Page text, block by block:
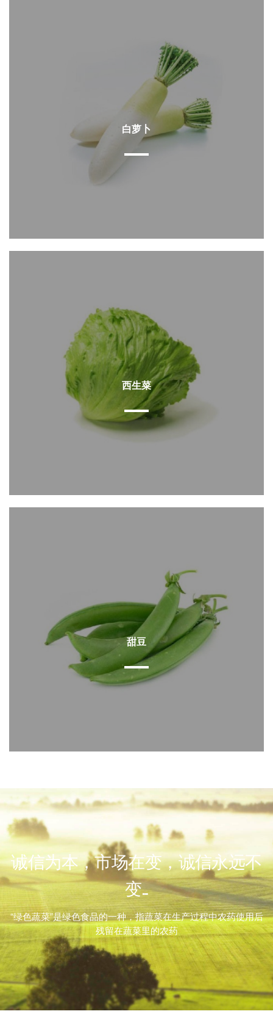
白萝卜
西生菜
甜豆
诚信为本，市场在变，诚信永远不
变...
“绿色蔬菜”是绿色食品的一种，指蔬菜在生产过程中农药使用后
残留在蔬菜里的农药